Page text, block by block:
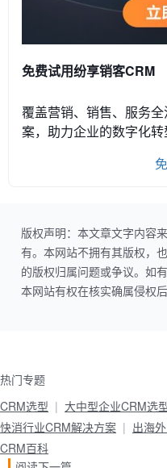
免费试用纷享销客CRM
覆盖营销、销售、服务
案，助力企业的数字化转
版权声明：本文章文字内容
有。本网站不拥有其版权，
的版权归属问题或争议。如
本网站有权在核实确属侵权
热门专题
CRM选型
大中型企业CRM选
快消行业CRM解决方案
出海
CRM百科